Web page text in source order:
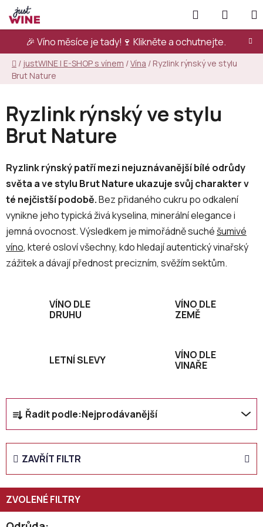
Přejít
na
obsah
🎉 Víno měsíce je tady!🍷 Klikněte a ochutnejte.
Hledat
KOŠÍK
Domů
/ justWINE | E-SHOP s vínem /Vína / Ryzlink rýnský ve stylu
Brut Nature
Ryzlink rýnský ve stylu
Brut Nature
Ryzlink rýnský patří mezi nejuznávanější bílé odrůdy
světa a ve stylu Brut Nature ukazuje svůj charakter v
té nejčistší podobě.Bez přidaného cukru po odkalení
vynikne jeho typická živá kyselina, minerální elegance i
jemná ovocnost. Výsledkem je mimořádně suché šumivé
víno, které osloví všechny, kdo hledají autentický vinařský
zážitek a dávají přednost precizním, svěžím sektům.
VÍNO DLE
DRUHU
VÍNO DLE
ZEMĚ
LETNÍ SLEVY
VÍNO DLE
VINAŘE
Ř
a
z
n
p
r
Řadit podle:Nejprodávanější
ZAVŘÍT FILTR